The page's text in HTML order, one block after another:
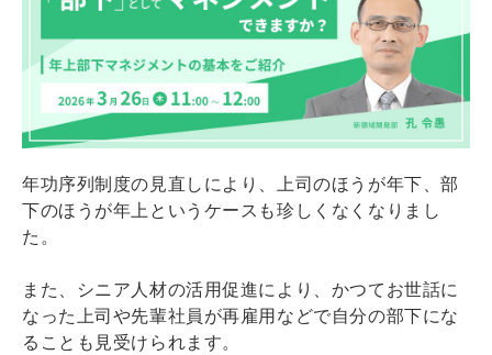
年功序列制度の見直しにより、上司のほうが年下、部
下のほうが年上というケースも珍しくなくなりまし
た。
また、シニア人材の活用促進により、かつてお世話に
なった上司や先輩社員が再雇用などで自分の部下にな
ることも見受けられます。